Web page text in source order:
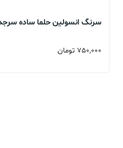
750,000 تومان